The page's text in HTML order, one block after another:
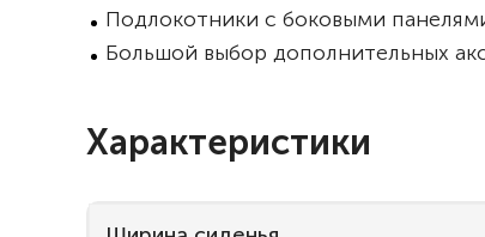
Подлокотники с боковыми
Большой выбор дополнительных
Характеристики